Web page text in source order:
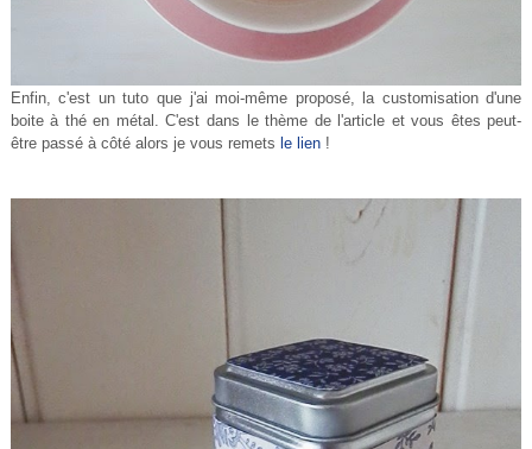
Enfin, c'est un tuto que j'ai moi-même proposé, la customisation d'une
boite à thé en métal. C'est dans le thème de l'article et vous êtes peut-
être passé à côté alors je vous remets le lien!